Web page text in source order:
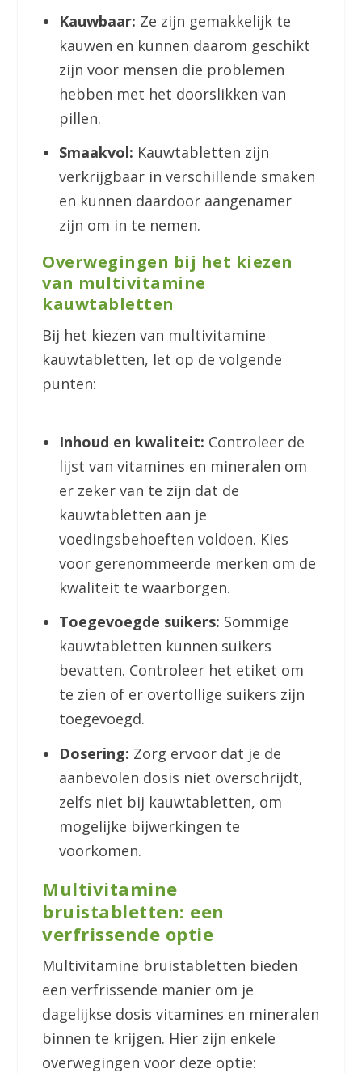
Kauwbaar: Ze zijn gemakkelijk te
kauwen en kunnen daarom geschikt
zijn voor mensen die problemen
hebben met het doorslikken van
pillen.
Smaakvol: Kauwtabletten zijn
verkrijgbaar in verschillende smaken
en kunnen daardoor aangenamer
zijn om in te nemen.
Overwegingen bij het kiezen
van multivitamine
kauwtabletten
Bij het kiezen van multivitamine
kauwtabletten, let op de volgende
punten:
Inhoud en kwaliteit: Controleer de
lijst van vitamines en mineralen om
er zeker van te zijn dat de
kauwtabletten aan je
voedingsbehoeften voldoen. Kies
voor gerenommeerde merken om de
kwaliteit te waarborgen.
Toegevoegde suikers: Sommige
kauwtabletten kunnen suikers
bevatten. Controleer het etiket om
te zien of er overtollige suikers zijn
toegevoegd.
Dosering: Zorg ervoor dat je de
aanbevolen dosis niet overschrijdt,
zelfs niet bij kauwtabletten, om
mogelijke bijwerkingen te
voorkomen.
Multivitamine
bruistabletten: een
verfrissende optie
Multivitamine bruistabletten bieden
een verfrissende manier om je
dagelijkse dosis vitamines en mineralen
binnen te krijgen. Hier zijn enkele
overwegingen voor deze optie: